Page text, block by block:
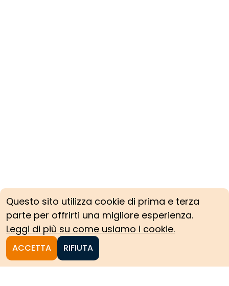
Questo sito utilizza cookie di prima e terza
parte per offrirti una migliore esperienza.
Leggi di più su come usiamo i cookie.
ACCETTA RIFIUTA